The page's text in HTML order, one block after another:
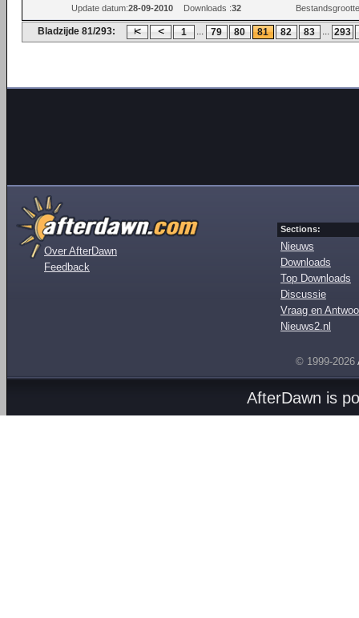
Update datum:28-09-2010 Downloads :32
Bladzijde 81/293: 1 ... 79 80 81 82 83 ... 293
Over AfterDawn
Feedback
Sections:
Nieuws
Downloads
Top Downloads
Discussie
Vraag en
Nieuws2.nl
© 1999-2026
AfterDawn is